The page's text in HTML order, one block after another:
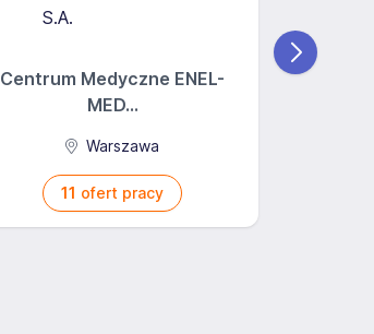
Centrum Medyczne ENEL-
MED...
Warszawa
11 ofert pracy